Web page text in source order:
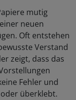
mutig
neuen
Oft entstehen
Verstand
zeigt, dass das
Fehler und
überklebt.